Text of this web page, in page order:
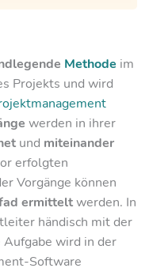
Methode im
Projekts und wird
werden in ihrer
und miteinander
erfolgten
Vorgänge können
ermitteltwerden. In
händisch mit der
wird in der
Software